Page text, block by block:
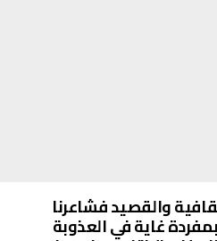
والقصيد فشاعرنا
غاية في العذوبة